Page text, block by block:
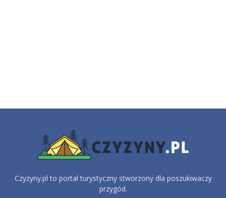
Czyzyny.pl to portal turystyczny stworzony dla poszukiwaczy
przygód.